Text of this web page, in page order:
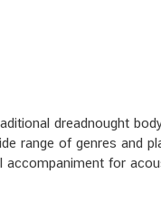
dreadnought
range of genres and
for